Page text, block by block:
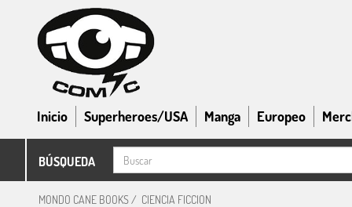
Inicio Superheroes/USA Manga Europeo
BÚSQUEDA
MONDO CANE BOOKS/ CIENCIA FICCION